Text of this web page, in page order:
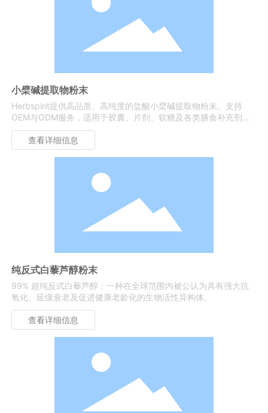
小檗碱提取物粉末
Herbspirit提供高品质、高纯度的盐酸小檗碱提取物粉末。支持
OEM与ODM服务，适用于胶囊、片剂、软糖及各类膳食补充剂。
全球大宗批发。
查看详细信息
纯反式白藜芦醇粉末
99% 超纯反式白藜芦醇：一种在全球范围内被公认为具有强大抗
氧化、延缓衰老及促进健康老龄化的生物活性异构体。
查看详细信息